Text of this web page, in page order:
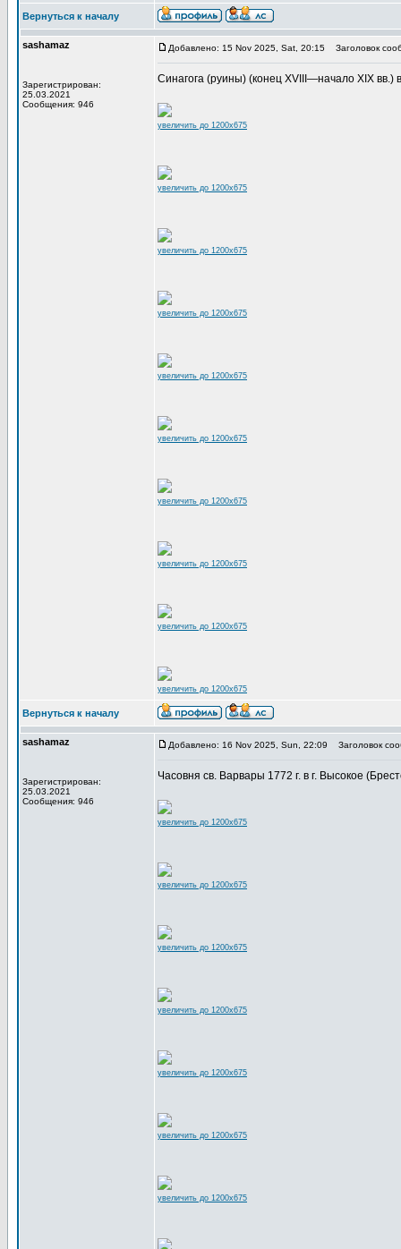
Вернуться к началу
sashamaz
Зарегистрирован:
25.03.2021
Сообщения: 946
Добавлено: 15 Nov 2025, Sat, 20:15 Заголовок
Синагога (руины) (конец XVIII—начало XIX вв.)
увеличить до 1200x675
увеличить до 1200x675
увеличить до 1200x675
увеличить до 1200x675
увеличить до 1200x675
увеличить до 1200x675
увеличить до 1200x675
увеличить до 1200x675
увеличить до 1200x675
увеличить до 1200x675
Вернуться к началу
sashamaz
Зарегистрирован:
25.03.2021
Сообщения: 946
Добавлено: 16 Nov 2025, Sun, 22:09 Заголовок
Часовня св. Варвары 1772 г. в г. Высокое
увеличить до 1200x675
увеличить до 1200x675
увеличить до 1200x675
увеличить до 1200x675
увеличить до 1200x675
увеличить до 1200x675
увеличить до 1200x675